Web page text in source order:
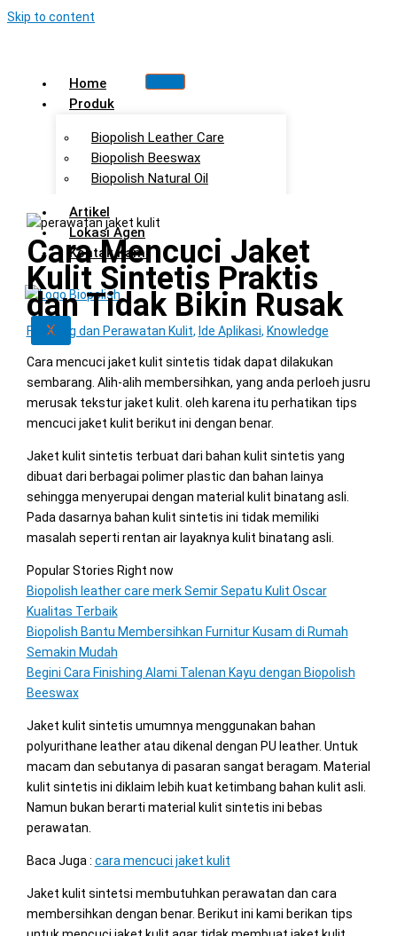
Skip to content
Home
Produk
Biopolish Leather Care
Biopolish Beeswax
Biopolish Natural Oil
Artikel
Lokasi Agen
Kontak Kami
X
Cara Mencuci Jaket
Kulit Sintetis Praktis
dan Tidak Bikin Rusak
Finishing dan Perawatan Kulit, Ide Aplikasi, Knowledge
Cara mencuci jaket kulit sintetis tidak dapat dilakukan
sembarang. Alih-alih membersihkan, yang anda perloeh jusru
merusak tekstur jaket kulit. oleh karena itu perhatikan tips
mencuci jaket kulit berikut ini dengan benar.
Jaket kulit sintetis terbuat dari bahan kulit sintetis yang
dibuat dari berbagai polimer plastic dan bahan lainya
sehingga menyerupai dengan material kulit binatang asli.
Pada dasarnya bahan kulit sintetis ini tidak memiliki
masalah seperti rentan air layaknya kulit binatang asli.
Popular Stories Right now
Biopolish leather care merk Semir Sepatu Kulit Oscar
Kualitas Terbaik
Biopolish Bantu Membersihkan Furnitur Kusam di Rumah
Semakin Mudah
Begini Cara Finishing Alami Talenan Kayu dengan Biopolish
Beeswax
Jaket kulit sintetis umumnya menggunakan bahan
polyurithane leather atau dikenal dengan PU leather. Untuk
macam dan sebutanya di pasaran sangat beragam. Material
kulit sintetis ini diklaim lebih kuat ketimbang bahan kulit asli.
Namun bukan berarti material kulit sintetis ini bebas
perawatan.
Baca Juga : cara mencuci jaket kulit
Jaket kulit sintetsi membutuhkan perawatan dan cara
membersihkan dengan benar. Berikut ini kami berikan tips